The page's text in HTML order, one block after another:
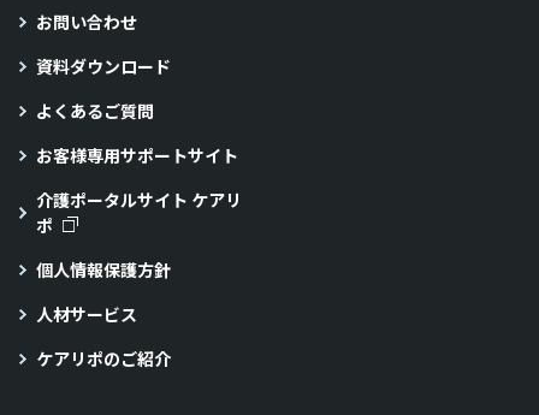
お問い合わせ
資料ダウンロード
よくあるご質問
お客様専用サポートサイト
介護ポータルサイト ケアリ
ポ
個人情報保護方針
人材サービス
ケアリポのご紹介